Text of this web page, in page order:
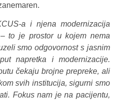
a i njena modernizacija
to je prostor u kojem nema
smo odgovornost s jasnim
napretka i modernizacije.
čekaju brojne prepreke, ali
svih institucija, sigurni smo
Fokus nam je na pacijentu,